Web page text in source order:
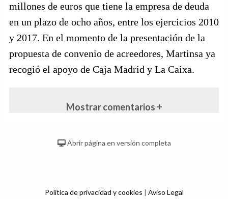
millones de euros que tiene la empresa de deuda
en un plazo de ocho años, entre los ejercicios 2010
y 2017. En el momento de la presentación de la
propuesta de convenio de acreedores, Martinsa ya
recogió el apoyo de Caja Madrid y La Caixa.
Mostrar comentarios +
Abrir página en versión completa
Política de privacidad y cookies | Aviso Legal